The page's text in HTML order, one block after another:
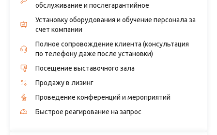
обслуживание и послегарантийное
Установку оборудования и обучение персонала за
счет компании
Полное сопровождение клиента (консультация
по телефону даже после установки)
Посещение выставочного зала
Продажу в лизинг
Проведение конференций и мероприятий
Быстрое реагирование на запрос